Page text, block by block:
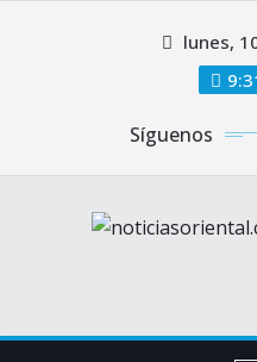
lunes,
Síguenos